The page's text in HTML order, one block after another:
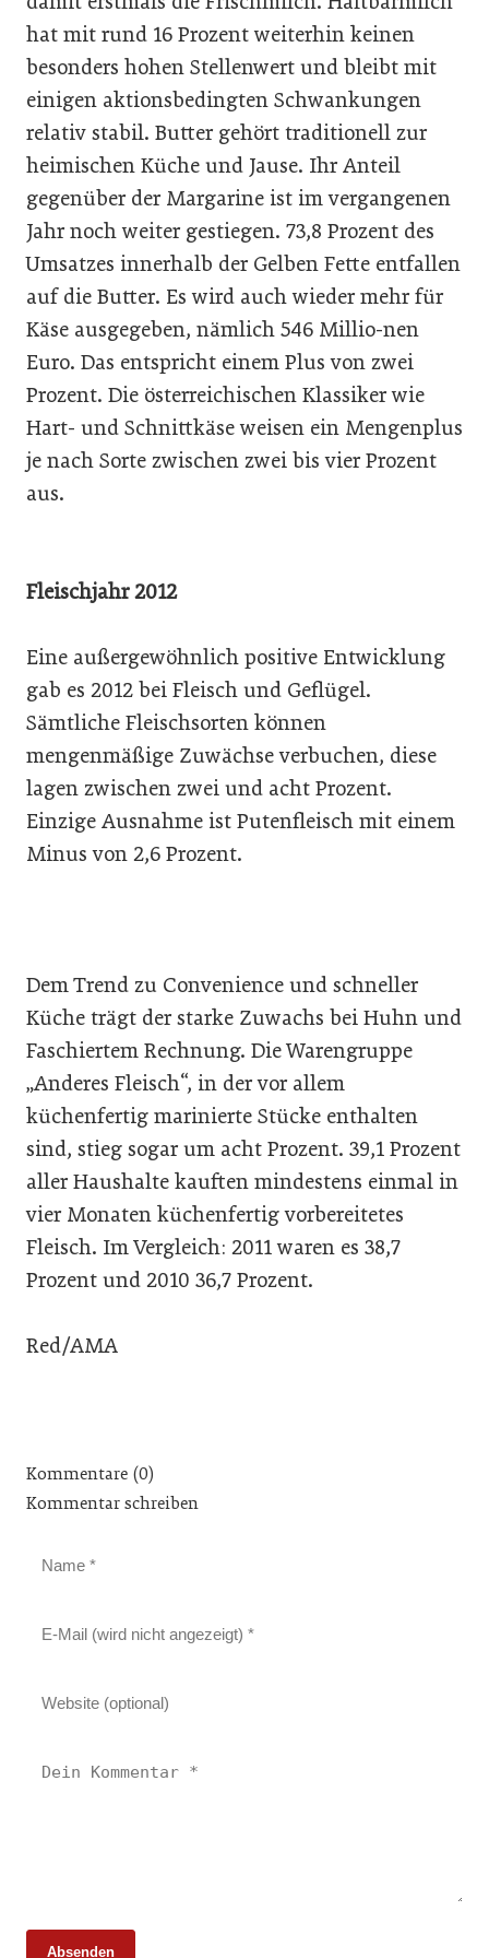
hat mit rund 16 Prozent weiterhin keinen
besonders hohen Stellenwert und bleibt mit
einigen aktionsbedingten Schwankungen
relativ stabil. Butter gehört traditionell zur
heimischen Küche und Jause. Ihr Anteil
gegenüber der Margarine ist im vergangenen
Jahr noch weiter gestiegen. 73,8 Prozent des
Umsatzes innerhalb der Gelben Fette entfallen
auf die Butter. Es wird auch wieder mehr für
Käse ausgegeben, nämlich 546 Millio-nen
Euro. Das entspricht einem Plus von zwei
Prozent. Die österreichischen Klassiker wie
Hart- und Schnittkäse weisen ein Mengenplus
je nach Sorte zwischen zwei bis vier Prozent
aus.
Fleischjahr 2012
Eine außergewöhnlich positive Entwicklung
gab es 2012 bei Fleisch und Geflügel.
Sämtliche Fleischsorten können
mengenmäßige Zuwächse verbuchen, diese
lagen zwischen zwei und acht Prozent.
Einzige Ausnahme ist Putenfleisch mit einem
Minus von 2,6 Prozent.
Dem Trend zu Convenience und schneller
Küche trägt der starke Zuwachs bei Huhn und
Faschiertem Rechnung. Die Warengruppe
„Anderes Fleisch“, in der vor allem
küchenfertig marinierte Stücke enthalten
sind, stieg sogar um acht Prozent. 39,1 Prozent
aller Haushalte kauften mindestens einmal in
vier Monaten küchenfertig vorbereitetes
Fleisch. Im Vergleich: 2011 waren es 38,7
Prozent und 2010 36,7 Prozent.
Red/AMA
Kommentare (0)
Kommentar schreiben
Absenden